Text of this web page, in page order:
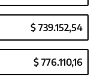
$ 739.152,54
$ 776.110,16